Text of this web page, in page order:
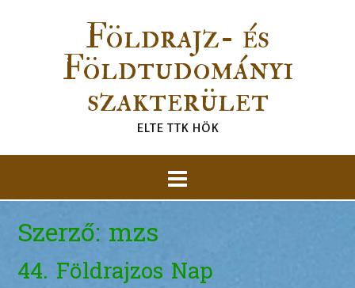
Földrajz- és
Földtudományi
szakterület
ELTE TTK HÖK
Szerző: mzs
44. Földrajzos Nap